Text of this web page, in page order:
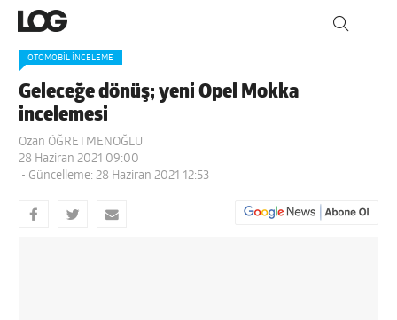
OTOMOBIL İNCELEME
Geleceğe dönüş; yeni Opel Mokka
incelemesi
Ozan ÖĞRETMENOĞLU
28 Haziran 2021 09:00
- Güncelleme: 28 Haziran 2021 12:53